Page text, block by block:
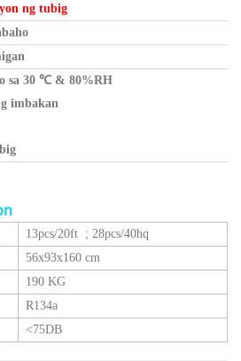
ng tubig
sa 30 ℃ & 80%RH
imbakan
13pcs/20ft ; 28pcs/40hq
56x93x160 cm
190 KG
R134a
<75DB